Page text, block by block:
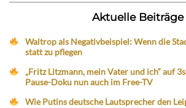
Aktuelle Beiträge
Waltrop als Negativbeispiel: Wenn die
statt zu pflegen
„Fritz Litzmann, mein Vater und ich“ auf
Pause-Doku nun auch im Free-TV
Wie Putins deutsche Lautsprecher den